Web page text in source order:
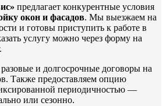
предлагает конкурентные условия
окон и фасадов. Мы выезжаем на
и готовы приступить к работе в
услугу можно через форму на
и долгосрочные договоры на
Также предоставляем опцию
периодичностью —
или сезонно.